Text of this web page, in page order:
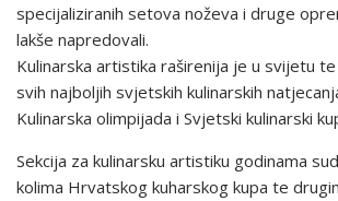
specijaliziranih setova noževa i druge
lakše napredovali.
Kulinarska artistika raširenija je u svijetu
svih najboljih svjetskih kulinarskih
Kulinarska olimpijada i Svjetski kulinarski
Sekcija za kulinarsku artistiku godinama
kolima Hrvatskog kuharskog kupa te